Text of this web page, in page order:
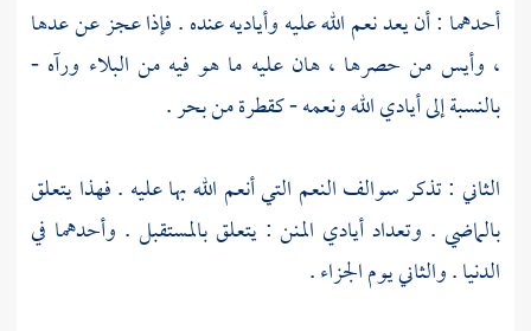
أحدهما : أن يعد نعم الله عليه وأياديه عنده . فإذا عجز عن عدها
، وأيس من حصرها ، هان عليه ما هو فيه من البلاء ورآه -
بالنسبة إلى أيادي الله ونعمه - كقطرة من بحر .
الثاني : تذكر سوالف النعم التي أنعم الله بها عليه . فهذا يتعلق
بالماضي . وتعداد أيادي المنن : يتعلق بالمستقبل . وأحدهما في
الدنيا . والثاني يوم الجزاء .